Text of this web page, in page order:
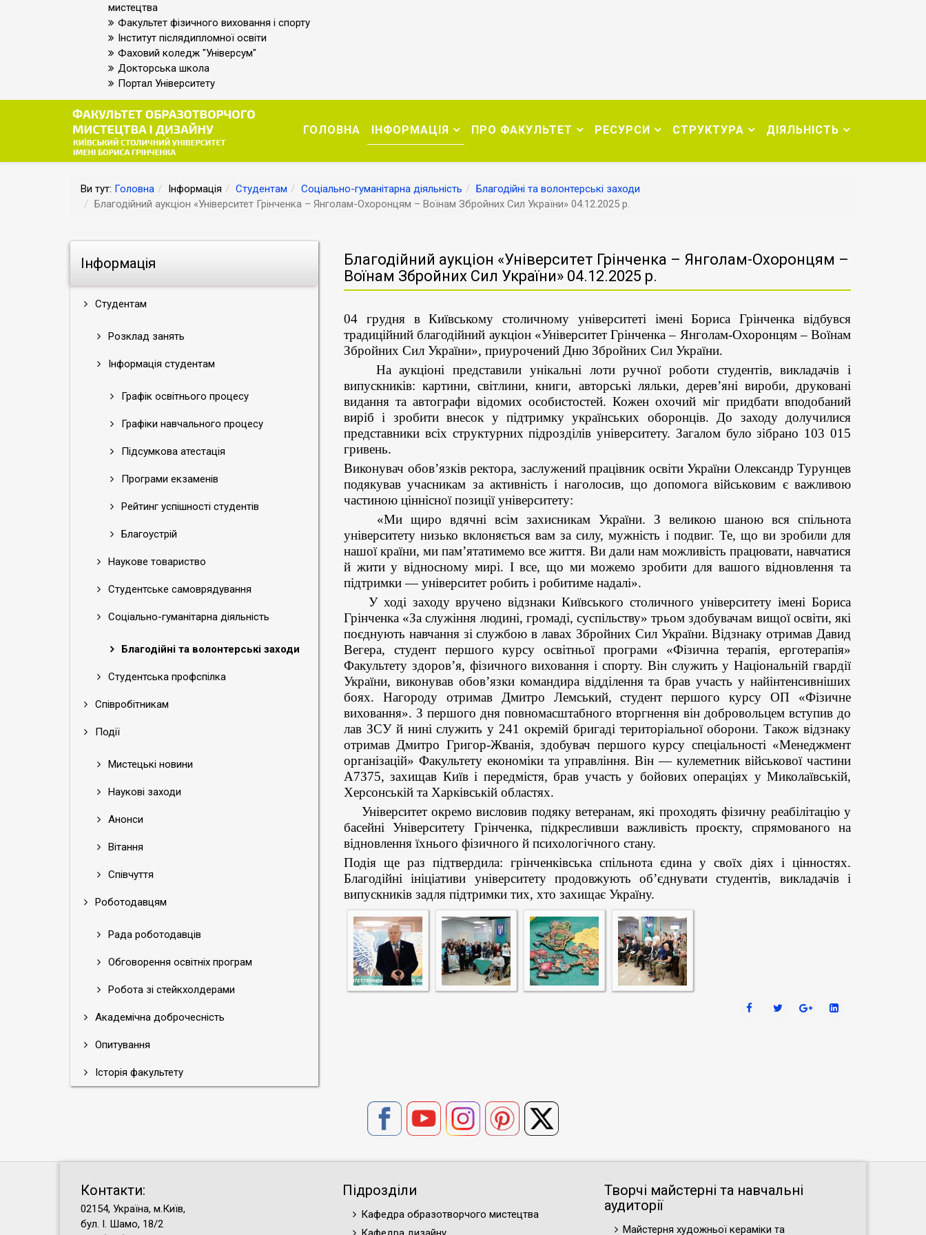
мистецтва
Факультет фізичного виховання і спорту
Інститут післядипломної освіти
Фаховий коледж "Універсум"
Докторська школа
Портал Університету
ГОЛОВНА ІНФОРМАЦІЯ ПРО ФАКУЛЬТЕТ РЕСУРСИ СТРУКТУРА ДІЯЛЬНІСТЬ
Ви тут: Головна Інформація Студентам Соціально-гуманітарна діяльність
Благодійні та волонтерські заходи
Благодійний аукціон «Університет Грінченка – Янголам-Охоронцям – Воїнам Збройних Сил України» 04.12.2025 р.
Інформація
Студентам
Розклад занять
Інформація студентам
Графік освітнього процесу
Графіки навчального процесу
Підсумкова атестація
Програми екзаменів
Рейтинг успішності студентів
Благоустрій
Наукове товариство
Студентське самоврядування
Соціально-гуманітарна діяльність
Благодійні та волонтерські заходи
Студентська профспілка
Співробітникам
Події
Мистецькі новини
Наукові заходи
Анонси
Вітання
Співчуття
Роботодавцям
Рада роботодавців
Обговорення освітніх програм
Робота зі стейкхолдерами
Академічна доброчесність
Опитування
Історія факультету
Благодійний аукціон «Університет Грінченка – Янголам-Охоронцям –
Воїнам Збройних Сил України» 04.12.2025 р.
04 грудня в Київському столичному університеті імені Бориса Грінченка відбувся
традиційний благодійний аукціон «Університет Грінченка – Янголам-Охоронцям – Воїнам
Збройних Сил України», приурочений Дню Збройних Сил України.
На аукціоні представили унікальні лоти ручної роботи студентів, викладачів і
випускників: картини, світлини, книги, авторські ляльки, дерев’яні вироби, друковані
видання та автографи відомих особистостей. Кожен охочий міг придбати вподобаний
виріб і зробити внесок у підтримку українських оборонців. До заходу долучилися
представники всіх структурних підрозділів університету. Загалом було зібрано 103 015
гривень.
Виконувач обов’язків ректора, заслужений працівник освіти України Олександр Турунцев
подякував учасникам за активність і наголосив, що допомога військовим є важливою
частиною ціннісної позиції університету:
«Ми щиро вдячні всім захисникам України. З великою шаною вся спільнота
університету низько вклоняється вам за силу, мужність і подвиг. Те, що ви зробили для
нашої країни, ми пам’ятатимемо все життя. Ви дали нам можливість працювати, навчатися
й жити у відносному мирі. І все, що ми можемо зробити для вашого відновлення та
підтримки — університет робить і робитиме надалі».
У ході заходу вручено відзнаки Київського столичного університету імені Бориса
Грінченка «За служіння людині, громаді, суспільству» трьом здобувачам вищої освіти, які
поєднують навчання зі службою в лавах Збройних Сил України. Відзнаку отримав Давид
Вегера, студент першого курсу освітньої програми «Фізична терапія, ерготерапія»
Факультету здоров’я, фізичного виховання і спорту. Він служить у Національній гвардії
України, виконував обов’язки командира відділення та брав участь у найінтенсивніших
боях. Нагороду отримав Дмитро Лемський, студент першого курсу ОП «Фізичне
виховання». З першого дня повномасштабного вторгнення він добровольцем вступив до
лав ЗСУ й нині служить у 241 окремій бригаді територіальної оборони. Також відзнаку
отримав Дмитро Григор-Жванія, здобувач першого курсу спеціальності «Менеджмент
організацій» Факультету економіки та управління. Він — кулеметник військової частини
А7375, захищав Київ і передмістя, брав участь у бойових операціях у Миколаївській,
Херсонській та Харківській областях.
Університет окремо висловив подяку ветеранам, які проходять фізичну реабілітацію у
басейні Університету Грінченка, підкресливши важливість проєкту, спрямованого на
відновлення їхнього фізичного й психологічного стану.
Подія ще раз підтвердила: грінченківська спільнота єдина у своїх діях і цінностях.
Благодійні ініціативи університету продовжують об’єднувати студентів, викладачів і
випускників задля підтримки тих, хто захищає Україну.
Контакти:
02154, Україна, м.Київ,
бул. І. Шамо, 18/2
Підрозділи
Кафедра образотворчого мистецтва
Творчі майстерні та навчальні
аудиторії
Майстерня художньої кераміки та